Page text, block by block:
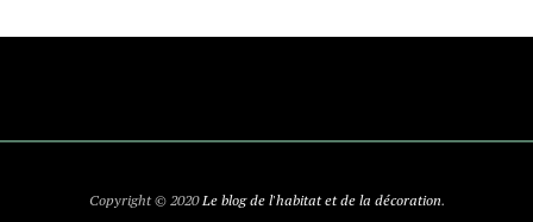
Copyright © 2020Le blog de l'habitat et de la décoration.